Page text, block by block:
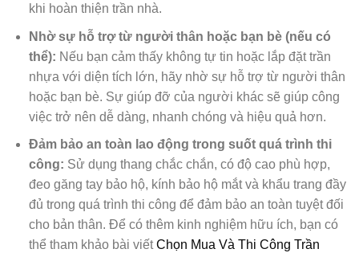
khi hoàn thiện trần nhà.
Nhờ sự hỗ trợ từ người thân hoặc bạn bè (nếu có
thể): Nếu bạn cảm thấy không tự tin hoặc lắp đặt trần
nhựa với diện tích lớn, hãy nhờ sự hỗ trợ từ người thân
hoặc bạn bè. Sự giúp đỡ của người khác sẽ giúp công
việc trở nên dễ dàng, nhanh chóng và hiệu quả hơn.
Đảm bảo an toàn lao động trong suốt quá trình thi
công: Sử dụng thang chắc chắn, có độ cao phù hợp,
đeo găng tay bảo hộ, kính bảo hộ mắt và khẩu trang đầy
đủ trong quá trình thi công để đảm bảo an toàn tuyệt đối
cho bản thân. Để có thêm kinh nghiệm hữu ích, bạn có
thể tham khảo bài viếtChọn Mua Và Thi Công Trần